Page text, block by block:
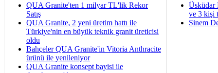
QUA Granite'ten 1 milyar TL'lik Rekor
Satış
QUA Granite, 2 yeni üretim hattı ile
Türkiye'nin en büyük teknik granit üreticisi
oldu
Bahçeler QUA Granite'in Vitoria Anthracite
ürünü ile yenileniyor
QUA Granite konsept bayisi ile
Üsküdar
ve 3 kişi
Sinem